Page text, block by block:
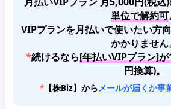
単位で解約可
VIPプランを月払いで使いたい方
かかりません
*続けるなら[年払いVIPプラン]
円換算)。
*【株Biz】からメールが届くか事